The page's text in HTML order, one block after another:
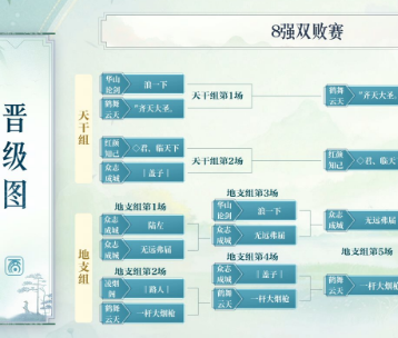
天干地支一路晋级 英雄携手冲刺巅峰
回顾两队在八强赛中的晋级情况，
天服务器“
一杆大烟枪”带领的队伍则是从地支组中奋